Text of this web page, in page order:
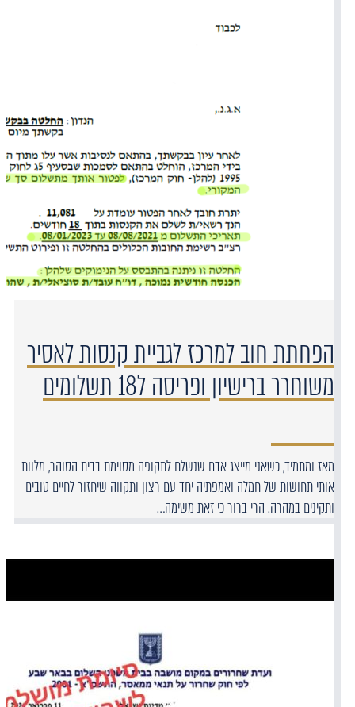
הפחתת חוב למרכז לגביית קנסות לאסיר
משוחרר ברישיון ופריסה ל18 תשלומים
מאז ומתמיד, כשאני מייצג אדם שנשלח לתקופה מסוימת בבית הסוהר, מלוות
אותי תחושות של חמלה ואמפתיה יחד עם רצון ותקווה שיחזור לחיים טובים
ותקינים במהרה. הרי ברור כי זאת משימה…